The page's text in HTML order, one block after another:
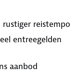
rustiger reistempo
entreegelden
aanbod